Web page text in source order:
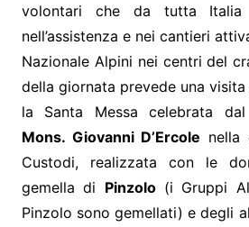
volontari che da tutta
nell’assistenza e nei cantieri
Nazionale Alpini nei centri del
della giornata prevede una visita
la Santa Messa celebrata
Mons. Giovanni D’Ercole nella
Custodi, realizzata con le
gemella di Pinzolo (i Gruppi
Pinzolo sono gemellati) e degli